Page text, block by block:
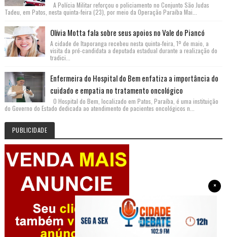
A Polícia Militar reforçou o policiamento no Conjunto São Judas
Tadeu, em Patos, nesta quinta-feira (23), por meio da Operação Paraíba Mai...
Olívia Motta fala sobre seus apoios no Vale do Piancó
A cidade de Itaporanga recebeu nesta quinta-feira, 1º de maio, a
visita da pré-candidata a deputada estadual durante a realização do
tradici...
Enfermeira do Hospital do Bem enfatiza a importância do
cuidado e empatia no tratamento oncológico
O Hospital do Bem, localizado em Patos, Paraíba, é uma instituição
do Governo do Estado dedicada ao atendimento de pacientes oncológicos n...
PUBLICIDADE
×